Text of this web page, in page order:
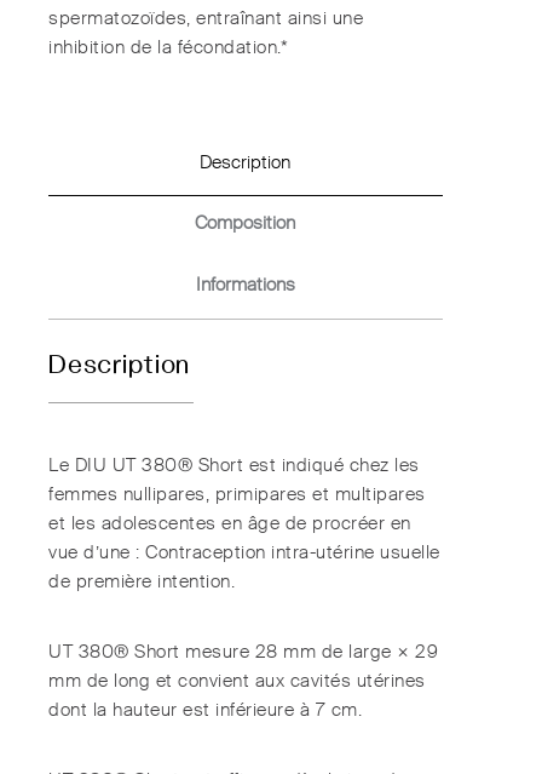
spermatozoïdes, entraînant ainsi une
inhibition de la fécondation.*
Description
Composition
Informations
Description
Le DIU UT 380® Short est indiqué chez les
femmes nullipares, primipares et multipares
et les adolescentes en âge de procréer en
vue d’une : Contraception intra-utérine usuelle
de première intention.
UT 380® Short mesure 28 mm de large × 29
mm de long et convient aux cavités utérines
dont la hauteur est inférieure à 7 cm.